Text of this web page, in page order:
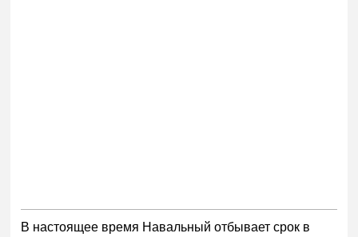
В настоящее время Навальный отбывает срок в